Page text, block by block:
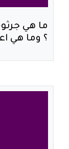
ما هي
؟ وما هي